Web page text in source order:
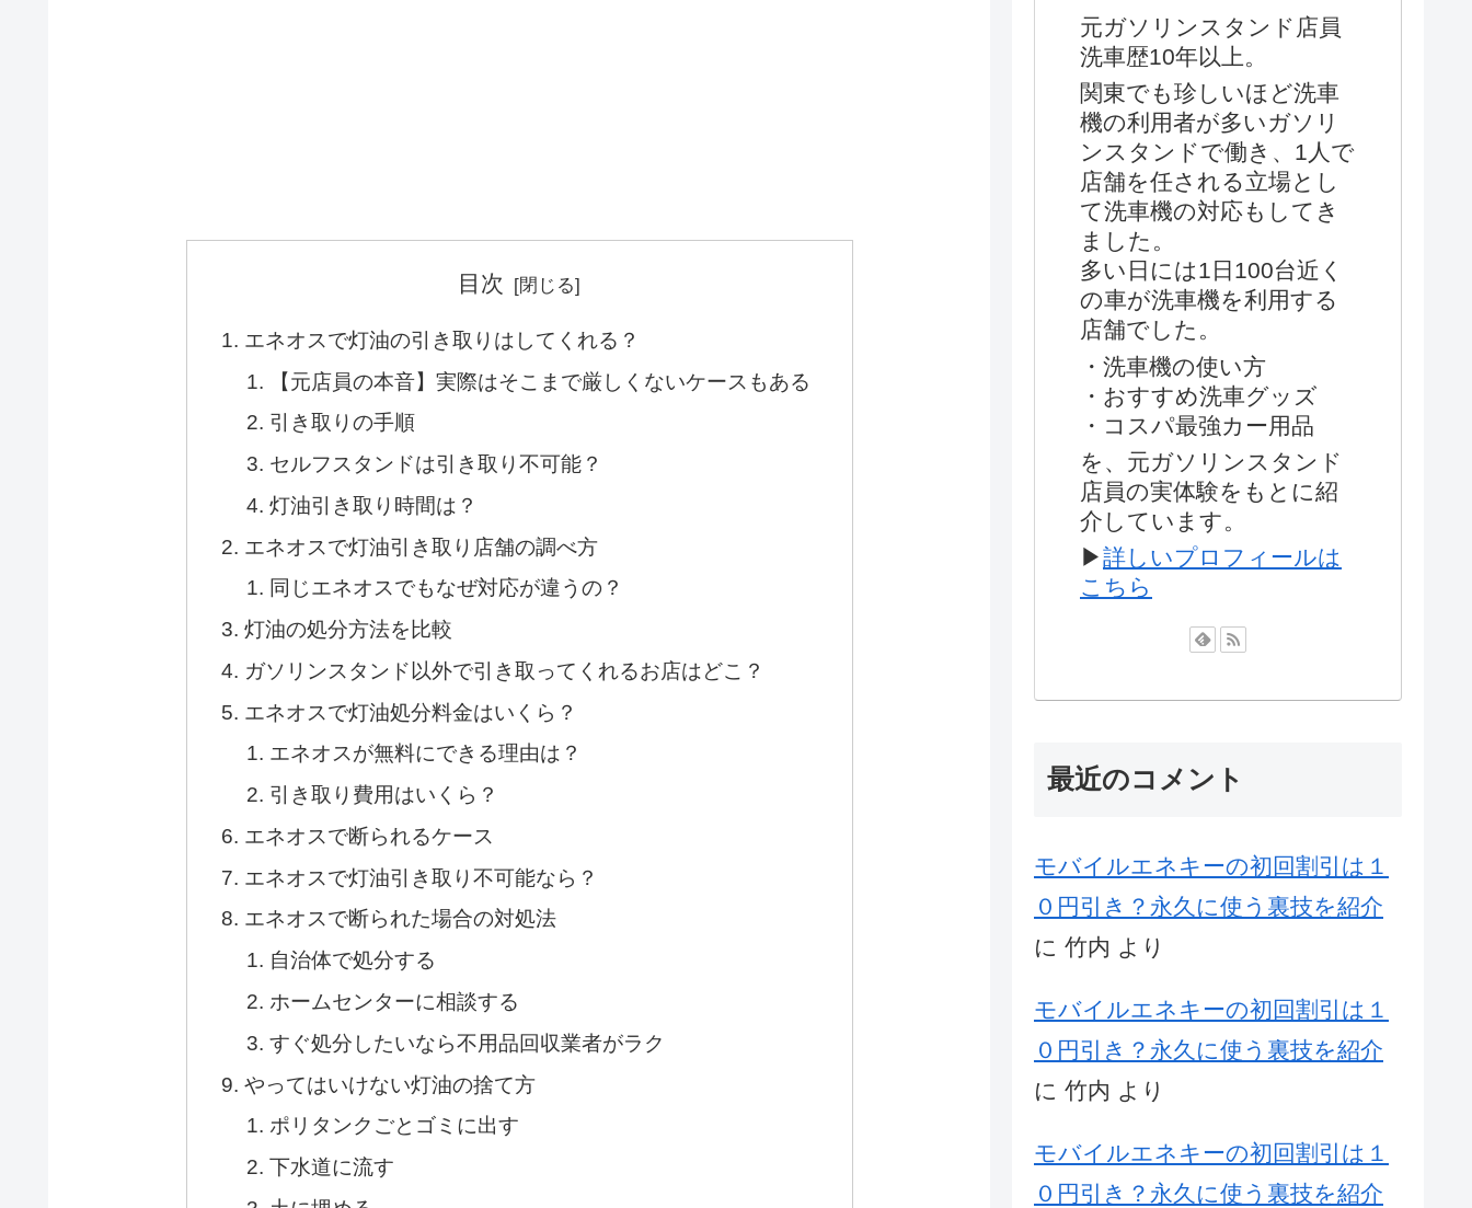
目次
エネオスで灯油の引き取りはしてくれる？
【元店員の本音】実際はそこまで厳しくないケースもある
引き取りの手順
セルフスタンドは引き取り不可能？
灯油引き取り時間は？
エネオスで灯油引き取り店舗の調べ方
同じエネオスでもなぜ対応が違うの？
灯油の処分方法を比較
ガソリンスタンド以外で引き取ってくれるお店はどこ？
エネオスで灯油処分料金はいくら？
エネオスが無料にできる理由は？
引き取り費用はいくら？
エネオスで断られるケース
エネオスで灯油引き取り不可能なら？
エネオスで断られた場合の対処法
自治体で処分する
ホームセンターに相談する
すぐ処分したいなら不用品回収業者がラク
やってはいけない灯油の捨て方
ポリタンクごとゴミに出す
下水道に流す
元ガソリンスタンド店員
洗車歴10年以上。
関東でも珍しいほど洗車
機の利用者が多いガソリ
ンスタンドで働き、1人で
店舗を任される立場とし
て洗車機の対応もしてき
ました。
多い日には1日100台近く
の車が洗車機を利用する
店舗でした。
・洗車機の使い方
・おすすめ洗車グッズ
・コスパ最強カー用品
を、元ガソリンスタンド
店員の実体験をもとに紹
介しています。
▶詳しいプロフィールは
こちら
最近のコメント
モバイルエネキーの初回割引は１
０円引き？永久に使う裏技を紹介
に 竹内 より
モバイルエネキーの初回割引は１
０円引き？永久に使う裏技を紹介
に 竹内 より
モバイルエネキーの初回割引は１
０円引き？永久に使う裏技を紹介